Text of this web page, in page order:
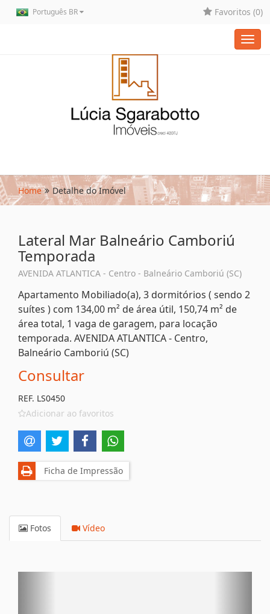
Português BR Favoritos (0)
Home Detalhe do Imóvel
Lateral Mar Balneário Camboriú
Temporada
AVENIDA ATLANTICA - Centro - Balneário Camboriú (SC)
Apartamento Mobiliado(a), 3 dormitórios ( sendo 2
suítes ) com 134,00 m² de área útil, 150,74 m² de
área total, 1 vaga de garagem, para locação
temporada. AVENIDA ATLANTICA - Centro,
Balneário Camboriú (SC)
Consultar
REF. LS0450
Adicionar ao favoritos
Ficha de Impressão
Fotos Vídeo